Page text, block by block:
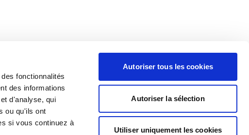
fonctionnalités
des informations
d'analyse, qui
ou qu'ils ont
si vous continuez à
Autoriser tous les cookies
Autoriser la sélection
Utiliser uniquement les cookies